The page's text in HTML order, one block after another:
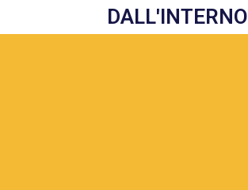
DALL'INTERNO